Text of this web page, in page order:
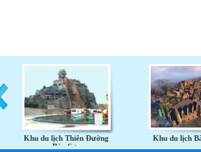
Khu du lịch Thiên Đường
Bảo Sơn
Khu du lịch